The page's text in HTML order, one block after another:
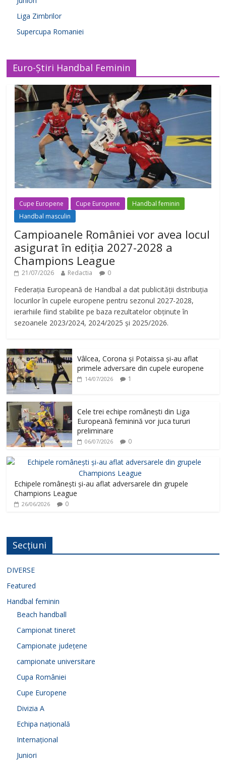
Liga Zimbrilor
Supercupa Romaniei
Euro-Știri Handbal Feminin
Cupe Europene Cupe Europene
Handbal feminin
Handbal masculin
Campioanele României vor avea locul
asigurat în ediția 2027-2028 a
Champions League
21/07/2026 Redactia 0
Federația Europeană de Handbal a dat publicității distribuția
locurilor în cupele europene pentru sezonul 2027-2028,
ierarhiile fiind stabilite pe baza rezultatelor obținute în
sezoanele 2023/2024, 2024/2025 și 2025/2026.
Vâlcea, Corona și Potaissa și-au aflat
primele adversare din cupele europene
14/07/2026 1
Cele trei echipe românești din Liga
Europeană feminină vor juca tururi
preliminare
06/07/2026 0
Echipele românești și-au aflat adversarele din grupele
Champions League
26/06/2026 0
Secțiuni
DIVERSE
Featured
Handbal feminin
Beach handball
Campionat tineret
Campionate județene
campionate universitare
Cupa României
Cupe Europene
Divizia A
Echipa națională
Internațional
Juniori